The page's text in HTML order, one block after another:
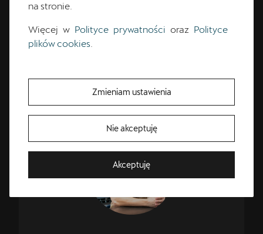
Bezpłatna Jazda Próbna
+48 61 87 32 280
cupra.salon@pol-car.pl
CUPRA Master
na stronie.
Więcej w Polityce prywatności oraz Polityce
plików cookies
Zmieniam ustawienia
Nie akceptuję
Akceptuję